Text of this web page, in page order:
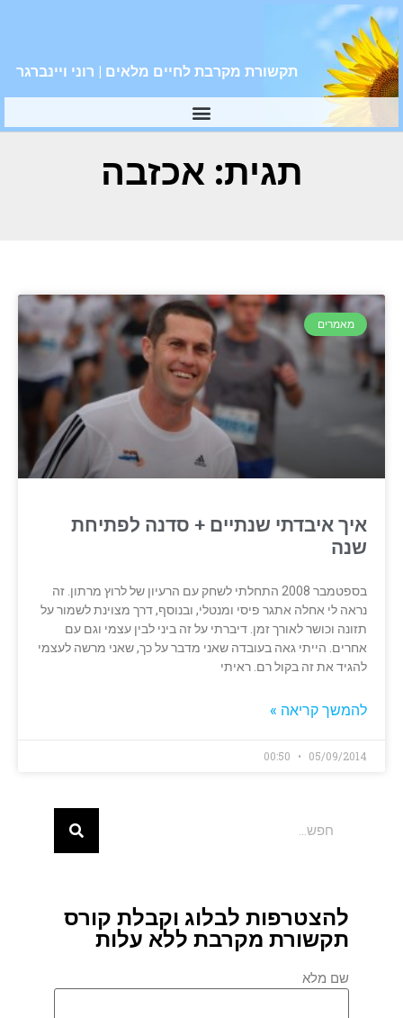
תקשורת מקרבת לחיים מלאים | רוני ויינברגר
תגית: אכזבה
מאמרים
איך איבדתי שנתיים + סדנה לפתיחת
שנה
בספטמבר 2008 התחלתי לשחק עם הרעיון של לרוץ מרתון. זה
נראה לי אחלה אתגר פיסי ומנטלי, ובנוסף, דרך מצוינת לשמור על
תזונה וכושר לאורך זמן. דיברתי על זה ביני לבין עצמי וגם עם
אחרים. הייתי גאה בעובדה שאני מדבר על כך, שאני מרשה לעצמי
להגיד את זה בקול רם. ראיתי
להמשך קריאה »
05/09/2014
להצטרפות לבלוג וקבלת קורס
תקשורת מקרבת ללא עלות
שם מלא